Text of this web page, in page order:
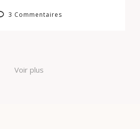
3 Commentaires
Voir plus